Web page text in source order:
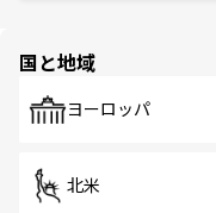
で、ホーカー
国と地域
ヨーロッパ
北米